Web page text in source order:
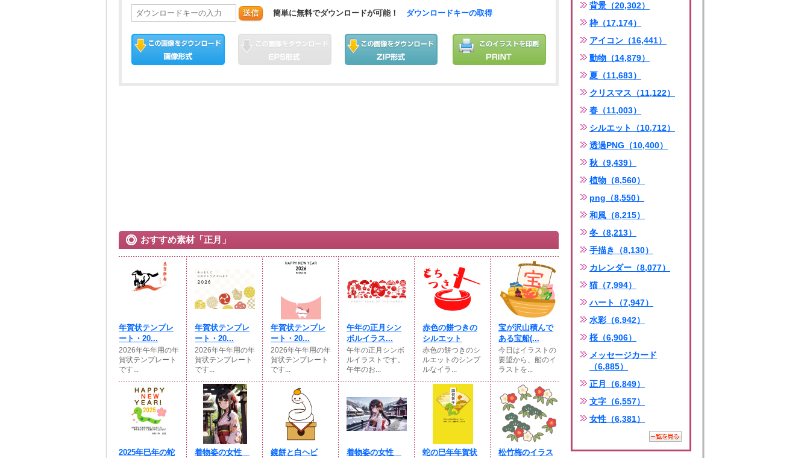
送信 簡単に無料でダウンロードが可能！ ダウンロードキーの取得
おすすめ素材「正月」
年賀状テンプレ
ート・20...
2026年午年用の年
賀状テンプレート
です...
年賀状テンプレ
ート・20...
2026年午年用の年
賀状テンプレート
です...
年賀状テンプレ
ート・20...
2026年午年用の年
賀状テンプレート
です...
午年の正月シン
ボルイラス...
午年の正月シンボ
ルイラストです。
午年のお...
赤色の餅つきの
シルエット
赤色の餅つきのシ
ルエットのシンプ
ルなイラ...
宝が沢山積んで
ある宝船(...
今日はイラストの
要望から、船のイ
ラストを...
2025年巳年の蛇
着物姿の女性
鏡餅と白ヘビ
着物姿の女性
蛇の巳年年賀状
松竹梅のイラス
背景（20,302）
枠（17,174）
アイコン（16,441）
動物（14,879）
夏（11,683）
クリスマス（11,122）
春（11,003）
シルエット（10,712）
透過PNG（10,400）
秋（9,439）
植物（8,560）
png（8,550）
和風（8,215）
冬（8,213）
手描き（8,130）
カレンダー（8,077）
猫（7,994）
ハート（7,947）
水彩（6,942）
桜（6,906）
メッセージカード
（6,885）
正月（6,849）
文字（6,557）
女性（6,381）